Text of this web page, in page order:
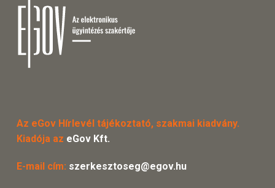
Az eGov Hírlevél tájékoztató, szakmai kiadvány.
Kiadója az eGov Kft.
E-mail cím: szerkesztoseg@egov.hu